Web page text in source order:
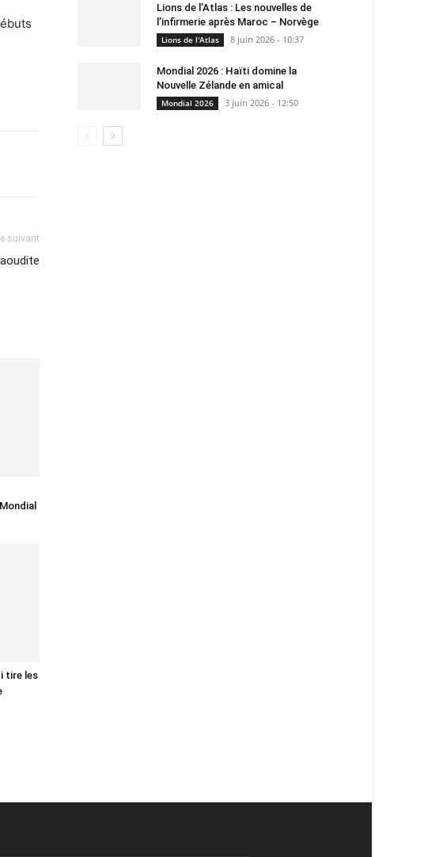
suivant
tire les
Lions de l’Atlas : Les nouvelles de
l’infirmerie après Maroc – Norvège
Lions de l'Atlas 8 juin 2026 - 10:37
Mondial 2026 : Haïti domine la
Nouvelle Zélande en amical
Mondial 2026 3 juin 2026 - 12:50